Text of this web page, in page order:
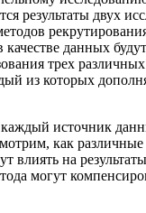
результаты двух
качестве данных
трех
из которых
источник
как
влиять на
могут